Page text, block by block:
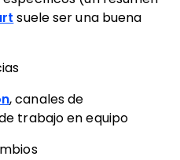
suele ser una buena
, canales de
trabajo en equipo